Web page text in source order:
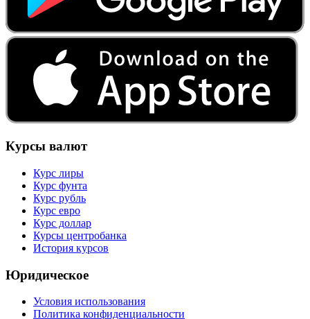
Курсы валют
Курс лиры
Курс фунта
Курс рубль
Курс евро
Курс доллар
Курсы центробанка
История курсов
Юридическое
Условия использования
Политика конфиденциальности